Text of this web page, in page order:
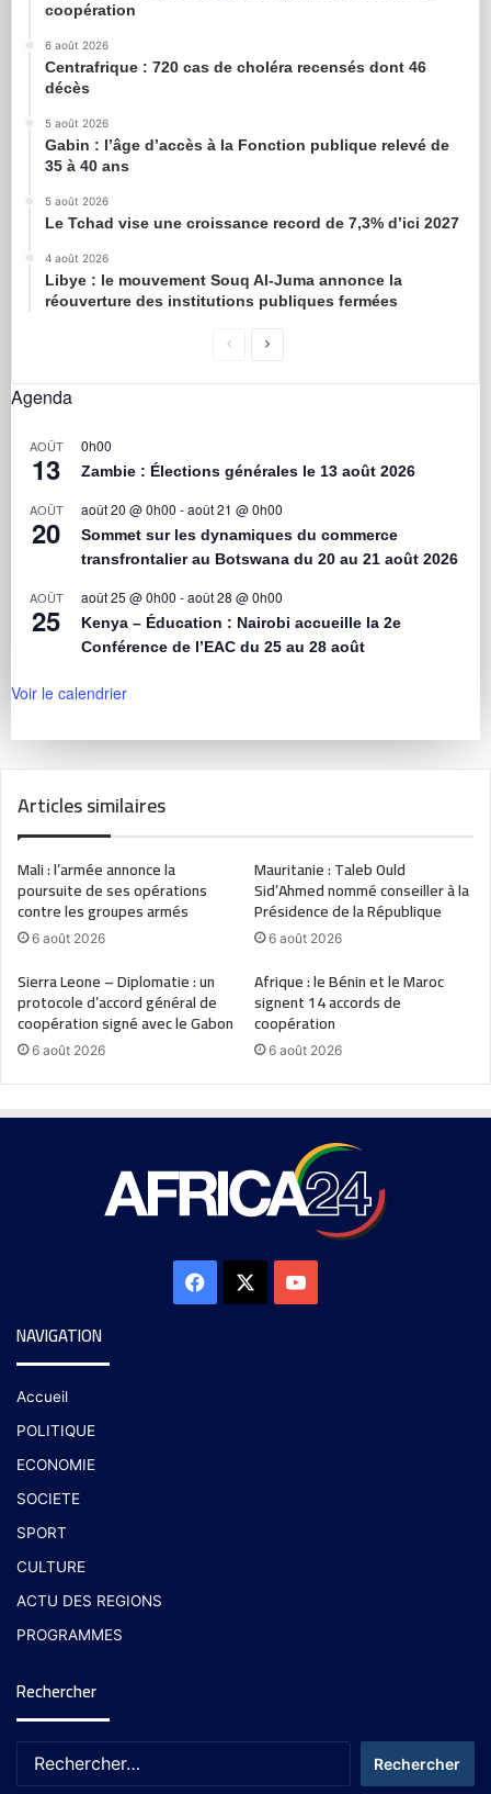
coopération
6 août 2026
Centrafrique : 720 cas de choléra recensés dont 46
décès
5 août 2026
Gabin : l’âge d’accès à la Fonction publique relevé de
35 à 40 ans
5 août 2026
Le Tchad vise une croissance record de 7,3% d’ici 2027
4 août 2026
Libye : le mouvement Souq Al-Juma annonce la
réouverture des institutions publiques fermées
Agenda
AOÛT
13
0h00
Zambie : Élections générales le 13 août 2026
AOÛT
20
août 20 @ 0h00 -août 21 @ 0h00
Sommet sur les dynamiques du commerce
transfrontalier au Botswana du 20 au 21 août 2026
AOÛT
25
août 25 @ 0h00 -août 28 @ 0h00
Kenya – Éducation : Nairobi accueille la 2e
Conférence de l’EAC du 25 au 28 août
Voir le calendrier
Articles similaires
Mali : l’armée annonce la
poursuite de ses opérations
contre les groupes armés
6 août 2026
Mauritanie : Taleb Ould
Sid’Ahmed nommé conseiller à la
Présidence de la République
6 août 2026
Sierra Leone – Diplomatie : un
protocole d’accord général de
coopération signé avec le Gabon
6 août 2026
Afrique : le Bénin et le Maroc
signent 14 accords de
coopération
6 août 2026
NAVIGATION
Accueil
POLITIQUE
ECONOMIE
SOCIETE
SPORT
CULTURE
ACTU DES REGIONS
PROGRAMMES
Rechercher